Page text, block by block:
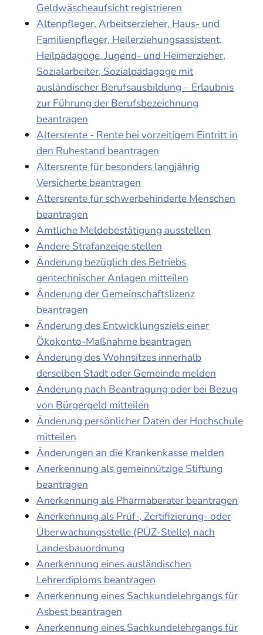
Geldwäscheaufsicht registrieren
Altenpfleger, Arbeitserzieher, Haus- und
Familienpfleger, Heilerziehungsassistent,
Heilpädagoge, Jugend- und Heimerzieher,
Sozialarbeiter, Sozialpädagoge mit
ausländischer Berufsausbildung – Erlaubnis
zur Führung der Berufsbezeichnung
beantragen
Altersrente - Rente bei vorzeitigem Eintritt in
den Ruhestand beantragen
Altersrente für besonders langjährig
Versicherte beantragen
Altersrente für schwerbehinderte Menschen
beantragen
Amtliche Meldebestätigung ausstellen
Andere Strafanzeige stellen
Änderung bezüglich des Betriebs
gentechnischer Anlagen mitteilen
Änderung der Gemeinschaftslizenz
beantragen
Änderung des Entwicklungsziels einer
Ökokonto-Maßnahme beantragen
Änderung des Wohnsitzes innerhalb
derselben Stadt oder Gemeinde melden
Änderung nach Beantragung oder bei Bezug
von Bürgergeld mitteilen
Änderung persönlicher Daten der Hochschule
mitteilen
Änderungen an die Krankenkasse melden
Anerkennung als gemeinnützige Stiftung
beantragen
Anerkennung als Pharmaberater beantragen
Anerkennung als Prüf-, Zertifizierung- oder
Überwachungsstelle (PÜZ-Stelle) nach
Landesbauordnung
Anerkennung eines ausländischen
Lehrerdiploms beantragen
Anerkennung eines Sachkundelehrgangs für
Asbest beantragen
Anerkennung eines Sachkundelehrgangs für